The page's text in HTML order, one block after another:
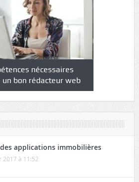
nécessaires
un bon rédacteur web
des applications immobilières
2017 à 11:52